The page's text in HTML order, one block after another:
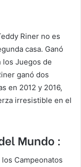
Riner no es
casa. Ganó
los Juegos de
ganó dos
en 2012 y 2016,
irresistible en el
Mundo :
Campeonatos